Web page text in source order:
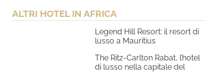
ALTRI HOTEL IN AFRICA
Legend Hill Resort: il resort di
lusso a Mauritius
The Ritz-Carlton Rabat, l’hotel
di lusso nella capitale del